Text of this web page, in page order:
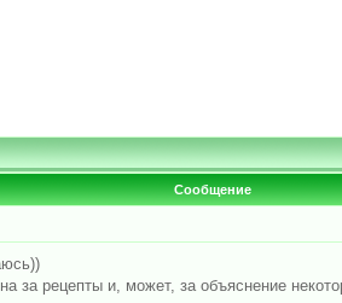
Сообщение
за рецепты и, может, за объяснение